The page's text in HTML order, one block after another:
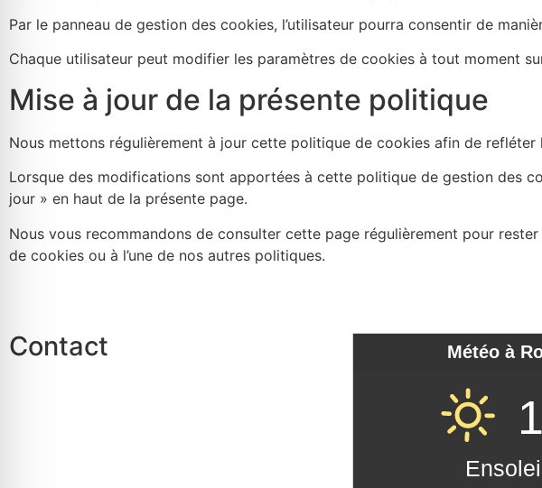
Par le panneau de gestion des cookies, l’utilisateur pourra consentir de
Chaque utilisateur peut modifier les paramètres de cookies à tout moment
Mise à jour de la présente politique
Nous mettons régulièrement à jour cette politique de cookies afin de
Lorsque des modifications sont apportées à cette politique de gestion des
jour » en haut de la présente page.
Nous vous recommandons de consulter cette page régulièrement pour
de cookies ou à l’une de nos autres politiques.
Contact Météo à